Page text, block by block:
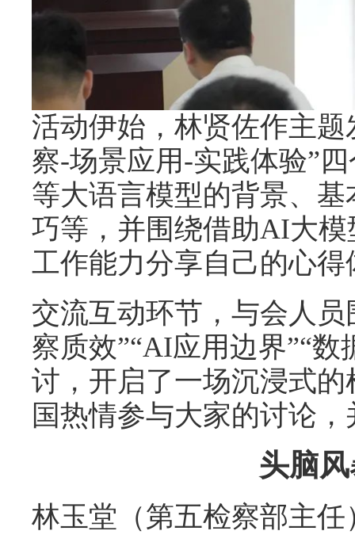
活动伊始，林贤佐作主
察-场景应用-实践体验”
等大语言模型的背景、
巧等，并围绕借助AI大
工作能力分享自己的心得
交流互动环节，与会人
察质效”“AI应用边界”“
讨，开启了一场沉浸式
国热情参与大家的讨论
头脑
林玉堂（第五检察部主任